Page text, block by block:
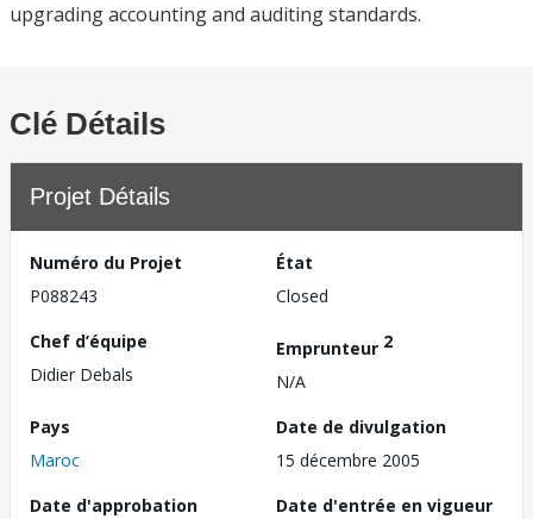
upgrading accounting and auditing standards.
Clé Détails
Projet Détails
Numéro du Projet
P088243
État
Closed
Chef d’équipe
Didier Debals
Emprunteur 2
N/A
Pays
Maroc
Date de divulgation
15 décembre 2005
Date d'approbation
Date d'entrée en vigueur